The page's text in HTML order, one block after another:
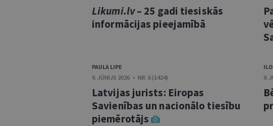
Likumi.lv– 25 gadi tiesiskās
informācijas pieejamībā
PAULA LIPE
9. JŪNIJS 2026 • NR. 6 (1424)
Latvijas jurists: Eiropas
Savienības un nacionālo tiesību
piemērotājs
9.